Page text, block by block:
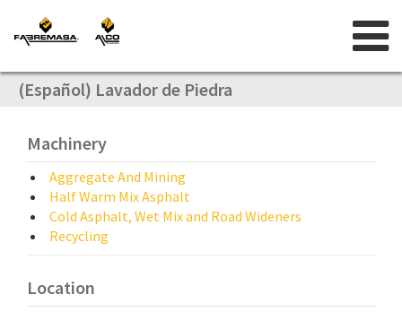
(Español) Lavador de Piedra
Machinery
Aggregate And Mining
Half Warm Mix Asphalt
Cold Asphalt, Wet Mix and Road Wideners
Recycling
Location